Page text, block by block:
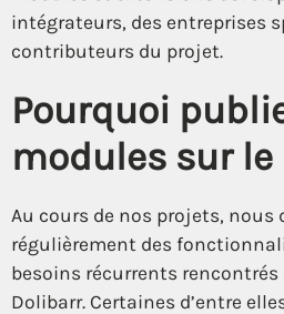
intégrateurs, des entreprises
contributeurs du projet.
Pourquoi
modules sur le
Au cours de nos projets, nous
régulièrement des
besoins récurrents
Dolibarr. Certaines d’entre